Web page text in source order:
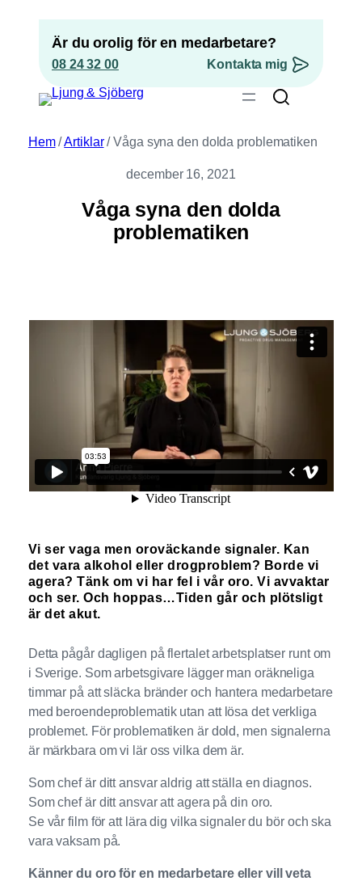
Är du orolig för en medarbetare?
08 24 32 00 Kontakta mig
Hem/Artiklar/Våga syna den dolda problematiken
december 16, 2021
Våga syna den dolda
problematiken
Vi ser vaga men oroväckande signaler. Kan
det vara alkohol eller drogproblem? Borde vi
agera? Tänk om vi har fel i vår oro. Vi avvaktar
och ser. Och hoppas…Tiden går och plötsligt
är det akut.
Detta pågår dagligen på flertalet arbetsplatser runt om
i Sverige. Som arbetsgivare lägger man oräkneliga
timmar på att släcka bränder och hantera medarbetare
med beroendeproblematik utan att lösa det verkliga
problemet. För problematiken är dold, men signalerna
är märkbara om vi lär oss vilka dem är.
Som chef är ditt ansvar aldrig att ställa en diagnos.
Som chef är ditt ansvar att agera på din oro.
Se vår film för att lära dig vilka signaler du bör och ska
vara vaksam på.
Känner du oro för en medarbetare eller vill veta